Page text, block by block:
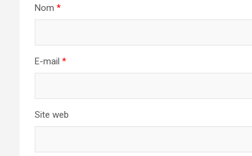
Nom *
E-mail *
Site web